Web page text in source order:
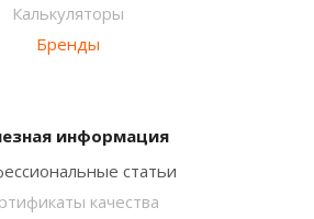
Калькуляторы
Бренды
информация
статьи
качества